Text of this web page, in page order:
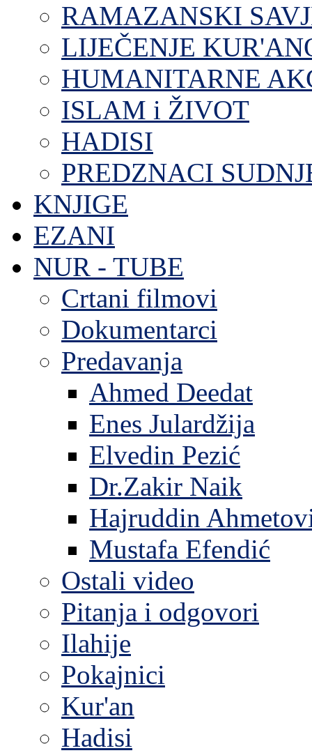
RAMAZANSKI
LIJEČENJE
HUMANITARNE
ISLAM i ŽIVOT
HADISI
PREDZNACI
KNJIGE
EZANI
NUR - TUBE
Crtani filmovi
Dokumentarci
Predavanja
Ahmed Deedat
Enes Julardžija
Elvedin Pezić
Dr.Zakir Naik
Hajruddin
Mustafa Efendić
Ostali video
Pitanja i odgovori
Ilahije
Pokajnici
Kur'an
Hadisi